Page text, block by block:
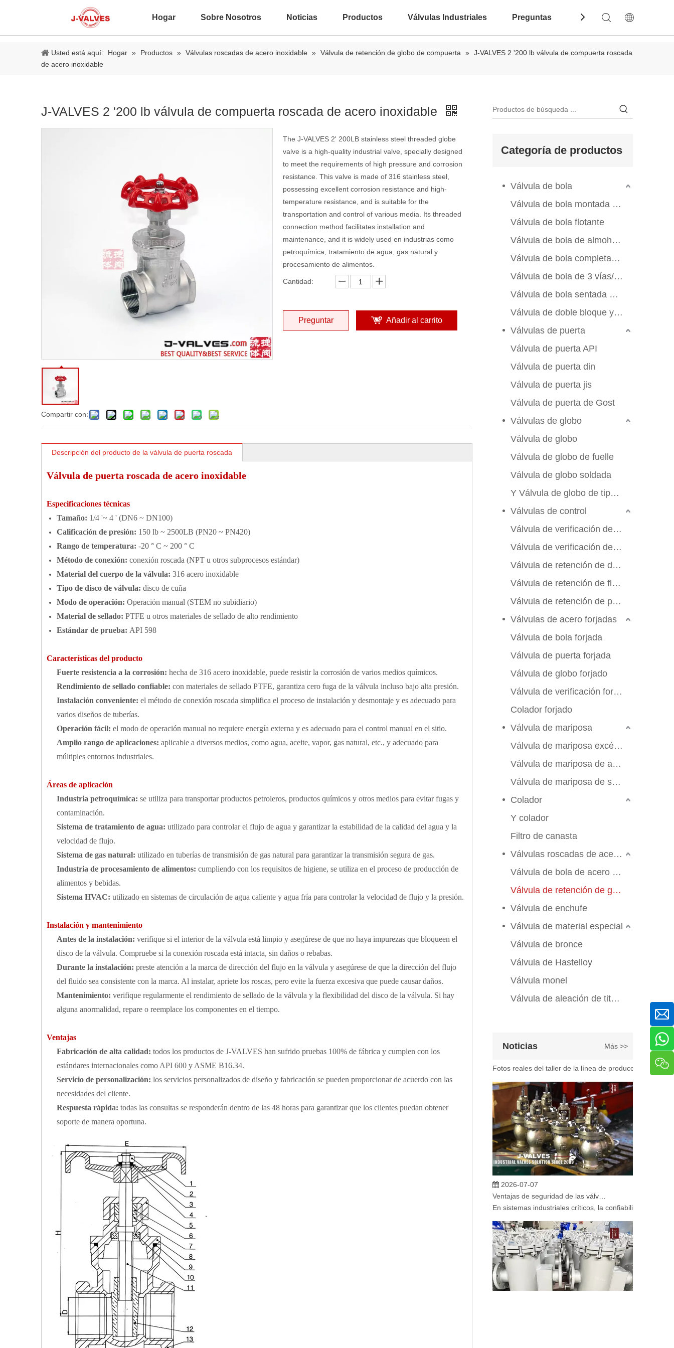
Hogar Sobre Nosotros Noticias Productos Válvulas Industriales Preguntas Frecuentes Contáctenos
Usted está aquí: Hogar » Productos » Válvulas roscadas de acero inoxidable » Válvula de retención de globo de compuerta » J-VALVES 2 '200 lb válvula de compuerta roscada
de acero inoxidable
J-VALVES 2 '200 lb válvula de compuerta roscada de acero inoxidable
Compartir con:
The J-VALVES 2' 200LB stainless steel threaded globe
valve is a high-quality industrial valve, specially designed
to meet the requirements of high pressure and corrosion
resistance. This valve is made of 316 stainless steel,
possessing excellent corrosion resistance and high-
temperature resistance, and is suitable for the
transportation and control of various media. Its threaded
connection method facilitates installation and
maintenance, and it is widely used en industrias como
petroquímica, tratamiento de agua, gas natural y
procesamiento de alimentos.
Cantidad:
Preguntar Añadir al carrito
Descripción del producto de la válvula de puerta roscada
Válvula de puerta roscada de acero inoxidable
Especificaciones técnicas
Tamaño: 1/4 '~ 4 ' (DN6 ~ DN100)
Calificación de presión: 150 lb ~ 2500LB (PN20 ~ PN420)
Rango de temperatura: -20 ° C ~ 200 ° C
Método de conexión: conexión roscada (NPT u otros subprocesos estándar)
Material del cuerpo de la válvula: 316 acero inoxidable
Tipo de disco de válvula: disco de cuña
Modo de operación: Operación manual (STEM no subidiario)
Material de sellado: PTFE u otros materiales de sellado de alto rendimiento
Estándar de prueba: API 598
Características del producto
Fuerte resistencia a la corrosión: hecha de 316 acero inoxidable, puede resistir la corrosión de varios medios químicos.
Rendimiento de sellado confiable: con materiales de sellado PTFE, garantiza cero fuga de la válvula incluso bajo alta presión.
Instalación conveniente: el método de conexión roscada simplifica el proceso de instalación y desmontaje y es adecuado para
varios diseños de tuberías.
Operación fácil: el modo de operación manual no requiere energía externa y es adecuado para el control manual en el sitio.
Amplio rango de aplicaciones: aplicable a diversos medios, como agua, aceite, vapor, gas natural, etc., y adecuado para
múltiples entornos industriales.
Áreas de aplicación
Industria petroquímica: se utiliza para transportar productos petroleros, productos químicos y otros medios para evitar fugas y
contaminación.
Sistema de tratamiento de agua: utilizado para controlar el flujo de agua y garantizar la estabilidad de la calidad del agua y la
velocidad de flujo.
Sistema de gas natural: utilizado en tuberías de transmisión de gas natural para garantizar la transmisión segura de gas.
Industria de procesamiento de alimentos: cumpliendo con los requisitos de higiene, se utiliza en el proceso de producción de
alimentos y bebidas.
Sistema HVAC: utilizado en sistemas de circulación de agua caliente y agua fría para controlar la velocidad de flujo y la presión.
Instalación y mantenimiento
Antes de la instalación: verifique si el interior de la válvula está limpio y asegúrese de que no haya impurezas que bloqueen el
disco de la válvula. Compruebe si la conexión roscada está intacta, sin daños o rebabas.
Durante la instalación: preste atención a la marca de dirección del flujo en la válvula y asegúrese de que la dirección del flujo
del fluido sea consistente con la marca. Al instalar, apriete los roscas, pero evite la fuerza excesiva que puede causar daños.
Mantenimiento: verifique regularmente el rendimiento de sellado de la válvula y la flexibilidad del disco de la válvula. Si hay
alguna anormalidad, repare o reemplace los componentes en el tiempo.
Ventajas
Fabricación de alta calidad: todos los productos de J-VALVES han sufrido pruebas 100% de fábrica y cumplen con los
estándares internacionales como API 600 y ASME B16.34.
Servicio de personalización: los servicios personalizados de diseño y fabricación se pueden proporcionar de acuerdo con las
necesidades del cliente.
Respuesta rápida: todas las consultas se responderán dentro de las 48 horas para garantizar que los clientes puedan obtener
soporte de manera oportuna.
Categoría de productos
Válvula de bola
Válvula de bola montada en el muelle
Válvula de bola flotante
Válvula de bola de almohadilla de montaje
Válvula de bola completamente soldada
Válvula de bola de 3 vías/4 vías
Válvula de bola sentada de metal
Válvula de doble bloque y sangrado
Válvulas de puerta
Válvula de puerta API
Válvula de puerta din
Válvula de puerta jis
Válvula de puerta de Gost
Válvulas de globo
Válvula de globo
Válvula de globo de fuelle
Válvula de globo soldada
Y Válvula de globo de tipo Y
Válvulas de control
Válvula de verificación de swing
Válvula de verificación de elevación
Válvula de retención de doble aleta
Válvula de retención de flujo axial
Válvula de retención de placa de manchas
Válvulas de acero forjadas
Válvula de bola forjada
Válvula de puerta forjada
Válvula de globo forjado
Válvula de verificación forjada
Colador forjado
Válvula de mariposa
Válvula de mariposa excéntrica triple
Válvula de mariposa de alto rendimiento
Válvula de mariposa de sello suave
Colador
Y colador
Filtro de canasta
Válvulas roscadas de acero inoxidable
Válvula de bola de acero inoxidable
Válvula de retención de globo de compuerta
Válvula de enchufe
Válvula de material especial
Válvula de bronce
Válvula de Hastelloy
Válvula monel
Válvula de aleación de titanio
Noticias Más >>
Fotos reales del taller de la línea de producción de
2026-07-07
En sistemas industriales críticos, la confiabilidad de las